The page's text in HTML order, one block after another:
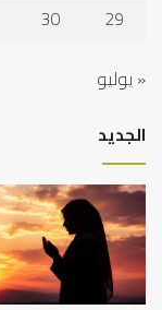
29
30
« يوليو
الجديد